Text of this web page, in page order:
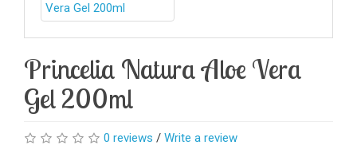
Princelia Natura Aloe Vera
Gel 200ml
0 reviews / Write a review